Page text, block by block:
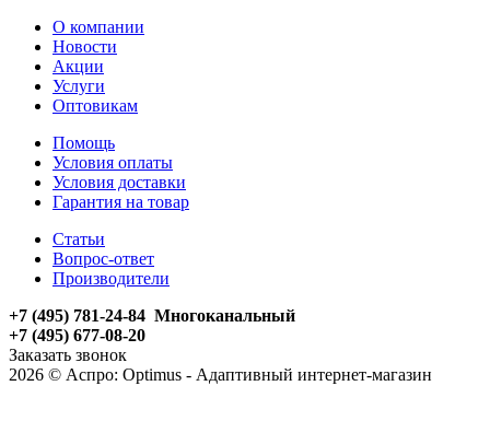
О компании
Новости
Акции
Услуги
Оптовикам
Помощь
Условия оплаты
Условия доставки
Гарантия на товар
Статьи
Вопрос-ответ
Производители
+7 (495) 781-24-84 Многоканальный
+7 (495) 677-08-20
Заказать звонок
2026 © Аспро: Optimus - Адаптивный интернет-магазин